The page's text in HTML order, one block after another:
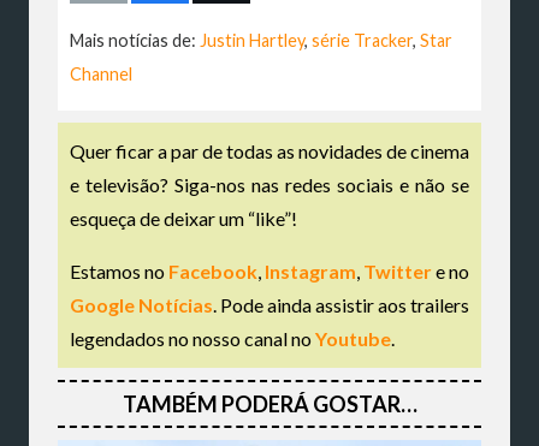
Mais notícias de: Justin Hartley, série Tracker, Star
Channel
Quer ficar a par de todas as novidades de cinema
e televisão? Siga-nos nas redes sociais e não se
esqueça de deixar um “like”!
Estamos no Facebook, Instagram, Twittere no
Google Notícias. Pode ainda assistir aos trailers
legendados no nosso canal noYoutube.
TAMBÉM PODERÁ GOSTAR…